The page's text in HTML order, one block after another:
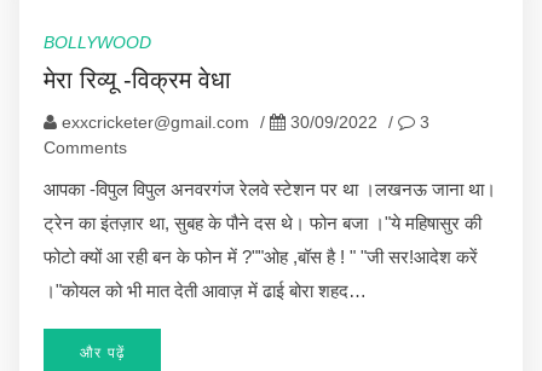
BOLLYWOOD
मेरा रिव्यू -विक्रम वेधा
exxcricketer@gmail.com / 30/09/2022 /
3
Comments
आपका -विपुल विपुल अनवरगंज रेलवे स्टेशन पर था ।लखनऊ जाना था।
ट्रेन का इंतज़ार था, सुबह के पौने दस थे। फोन बजा ।"ये महिषासुर की
फोटो क्यों आ रही बन के फोन में ?""ओह ,बॉस है ! " "जी सर!आदेश करें
।"कोयल को भी मात देती आवाज़ में ढाई बोरा शहद…
और पढ़ें